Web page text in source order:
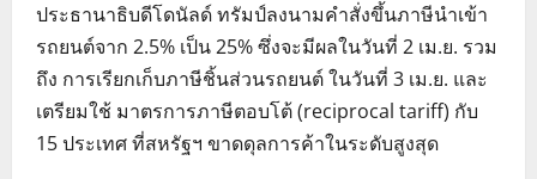
ประธานาธิบดีโดนัลด์ ทรัมป์ลงนามคำสั่งขึ้นภาษีนำเข้า
รถยนต์จาก 2.5% เป็น 25% ซึ่งจะมีผลในวันที่ 2 เม.ย. รวม
ถึง การเรียกเก็บภาษีชิ้นส่วนรถยนต์ ในวันที่ 3 เม.ย. และ
เตรียมใช้ มาตรการภาษีตอบโต้ (reciprocal tariff) กับ
15 ประเทศ ที่สหรัฐฯ ขาดดุลการค้าในระดับสูงสุด